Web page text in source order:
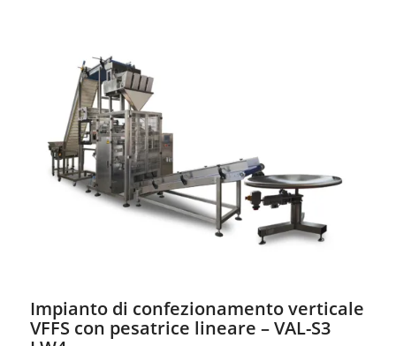
Impianto di confezionamento verticale
VFFS con pesatrice lineare – VAL-S3